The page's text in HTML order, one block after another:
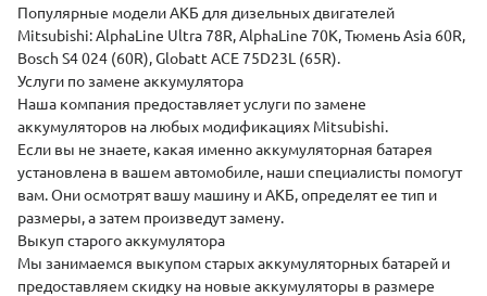
Популярные модели АКБ для дизельных двигателей
Mitsubishi:AlphaLine Ultra 78R, AlphaLine 70К,ТюменьAsia 60R,
Bosch S4 024 (60R), Globatt ACE 75D23L (65R).
Услуги по замене аккумулятора
Наша компания предоставляет услуги по замене
аккумуляторов на любых модификациях Mitsubishi.
Если вы не знаете, какая именно аккумуляторная батарея
установлена в вашем автомобиле, наши специалисты помогут
вам. Они осмотрят вашу машину и АКБ, определят ее тип и
размеры, а затем произведут замену.
Выкуп старого аккумулятора
Мы занимаемся выкупом старых аккумуляторных батарей и
предоставляем скидку на новые аккумуляторы в размере